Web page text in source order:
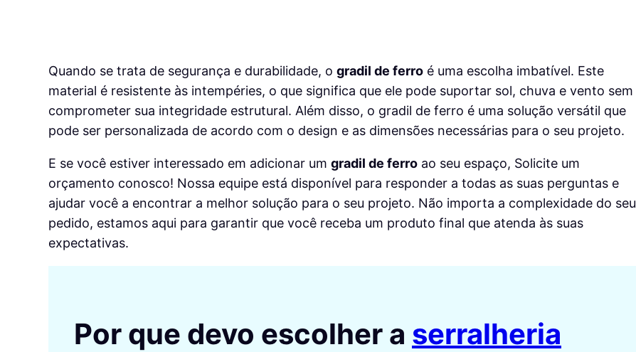
Quando se trata de segurança e durabilidade, o gradil de ferroé uma escolha imbatível. Este
material é resistente às intempéries, o que significa que ele pode suportar sol, chuva e vento sem
comprometer sua integridade estrutural. Além disso, o gradil de ferro é uma solução versátil que
pode ser personalizada de acordo com o design e as dimensões necessárias para o seu projeto.
E se você estiver interessado em adicionar um gradil de ferroao seu espaço, Solicite um
orçamento conosco! Nossa equipe está disponível para responder a todas as suas perguntas e
ajudar você a encontrar a melhor solução para o seu projeto. Não importa a complexidade do seu
pedido, estamos aqui para garantir que você receba um produto final que atenda às suas
expectativas.
Por que devo escolher a serralheria